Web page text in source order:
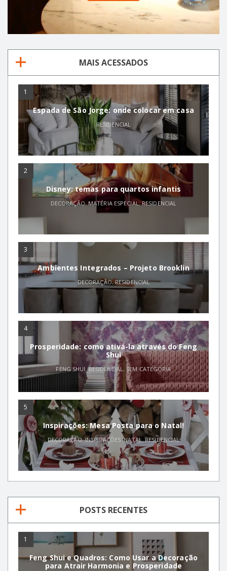
MAIS ACESSADOS
1
Espada de São Jorge: onde colocar em casa
RESIDENCIAL
2
Disney: temas para quartos infantis
DECORAÇÃO,MATÉRIA ESPECIAL,RESIDENCIAL
3
Ambientes Integrados – Projeto Brooklin
DECORAÇÃO,RESIDENCIAL
4
Prosperidade: como ativá-la através do Feng
Shui
FENG SHUI,RESIDENCIAL ,SEM CATEGORIA
5
Inspirações: Mesa Posta para o Natal!
DECORAÇÃO,INSPIRAÇÕES ,NATAL,RESIDENCIAL
POSTS RECENTES
1
Feng Shui e Quadros: Como Usar a Decoração
para Atrair Harmonia e Prosperidade